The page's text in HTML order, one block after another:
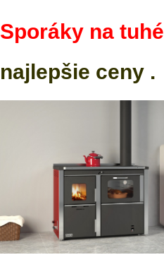
Sporáky na
najlepšie ceny .